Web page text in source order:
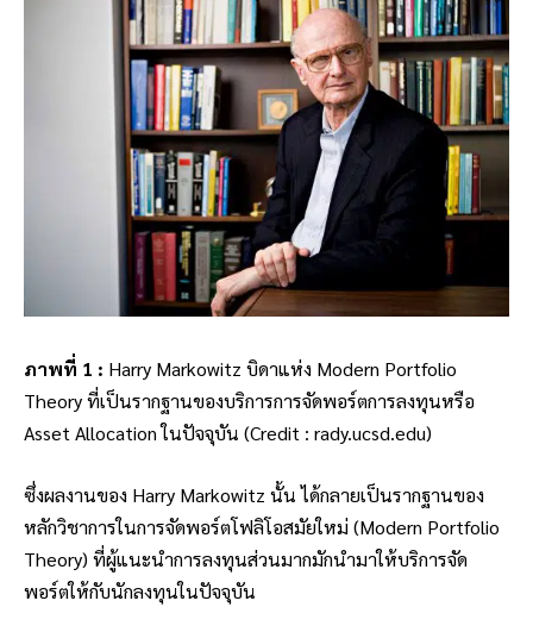
ภาพที่ 1 : Harry Markowitz บิดาแห่ง Modern Portfolio
Theory ที่เป็นรากฐานของบริการการจัดพอร์ตการลงทุนหรือ
Asset Allocation ในปัจจุบัน (Credit : rady.ucsd.edu)
ซึ่งผลงานของ Harry Markowitz นั้น ได้กลายเป็นรากฐานของ
หลักวิชาการในการจัดพอร์ตโฟลิโอสมัยใหม่ (Modern Portfolio
Theory) ที่ผู้แนะนำการลงทุนส่วนมากมักนำมาให้บริการจัด
พอร์ตให้กับนักลงทุนในปัจจุบัน